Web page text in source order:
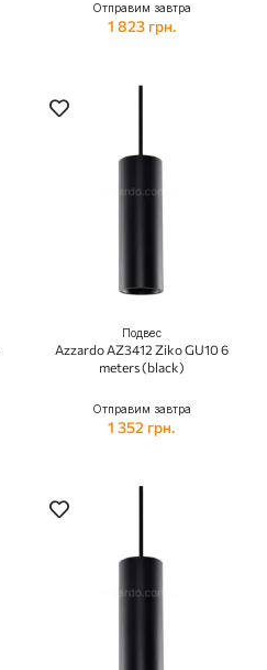
Отправим завтра
1 823 грн.
Подвес
Azzardo AZ3412 Ziko GU10 6
meters (black)
Отправим завтра
1 352 грн.